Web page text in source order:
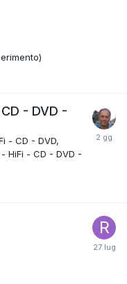
- DVD -
- CD - DVD
HiFi - CD - DVD -